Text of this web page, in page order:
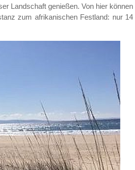
Landschaft genießen. Von hier können
zum afrikanischen Festland: nur 14